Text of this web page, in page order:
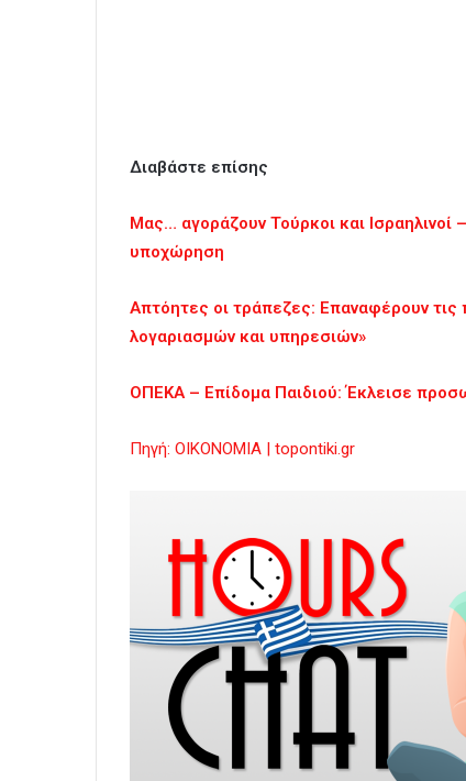
Διαβάστε επίσης
Μας… αγοράζουν Τούρκοι και Ισραηλινοί
υποχώρηση
Απτόητες οι τράπεζες: Επαναφέρουν
λογαριασμών και υπηρεσιών»
ΟΠΕΚΑ – Επίδομα Παιδιού: Έκλεισε
Πηγή: ΟΙΚΟΝΟΜΙΑ | topontiki.gr